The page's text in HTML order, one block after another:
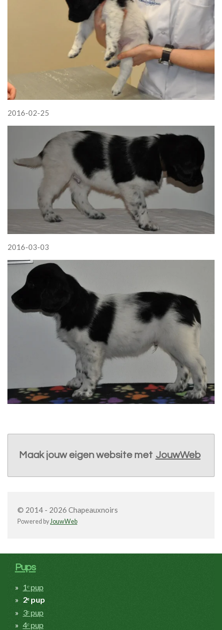
2016-02-25
2016-03-03
Maak jouw eigen website met JouwWeb
© 2014 - 2026 Chapeauxnoirs
Powered by JouwWeb
Pups
1ᵉ pup
2ᵉ pup
3ᵉ pup
4ᵉ pup